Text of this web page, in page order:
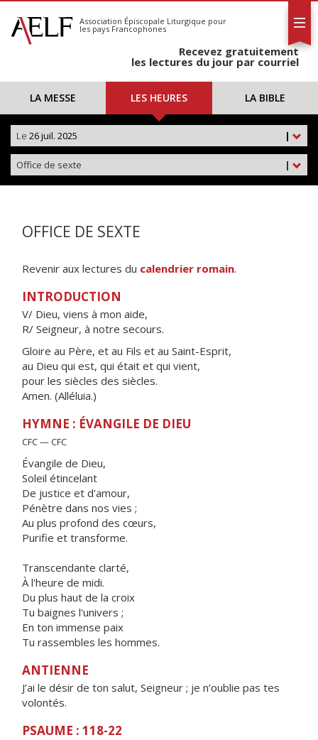
S'abonner
Calendrier
Association Épiscopale Liturgique pour
les pays Francophones
Recevez gratuitement
les lectures du jour par courriel
LA MESSE LES HEURES LA BIBLE
|
Le 26 juil. 2025
|
Office de sexte
OFFICE DE SEXTE
Revenir aux lectures du calendrier romain.
INTRODUCTION
V/ Dieu, viens à mon aide,
R/ Seigneur, à notre secours.
Gloire au Père, et au Fils et au Saint-Esprit,
au Dieu qui est, qui était et qui vient,
pour les siècles des siècles.
Amen. (Alléluia.)
HYMNE : ÉVANGILE DE DIEU
CFC — CFC
Évangile de Dieu,
Soleil étincelant
De justice et d'amour,
Pénètre dans nos vies ;
Au plus profond des cœurs,
Purifie et transforme.
Transcendante clarté,
À l'heure de midi.
Du plus haut de la croix
Tu baignes l'univers ;
En ton immense paix
Tu rassembles les hommes.
ANTIENNE
J’ai le désir de ton salut, Seigneur ; je n’oublie pas tes
volontés.
PSAUME : 118-22